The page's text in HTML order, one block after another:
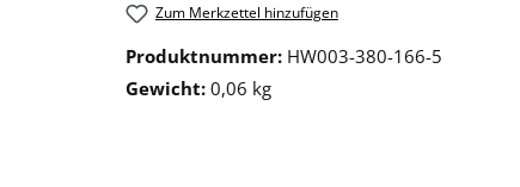
Zum Merkzettel hinzufügen
Produktnummer: HW003-380-166-5
Gewicht: 0,06 kg